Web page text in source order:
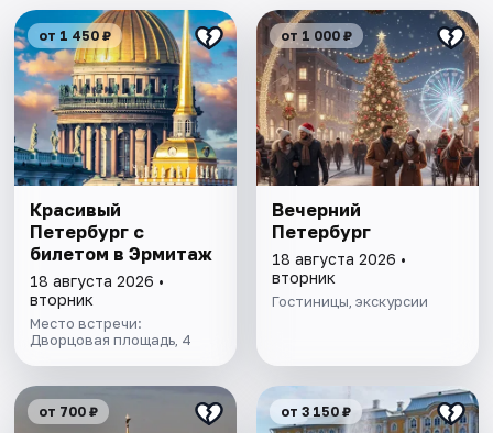
от 1 450 ₽
Красивый
Петербург с
билетом в Эрмитаж
18 августа 2026 •
вторник
Место встречи:
Дворцовая площадь, 4
от 1 000 ₽
Вечерний
Петербург
18 августа 2026 •
вторник
Гостиницы, экскурсии
от 700 ₽ от 3 150 ₽